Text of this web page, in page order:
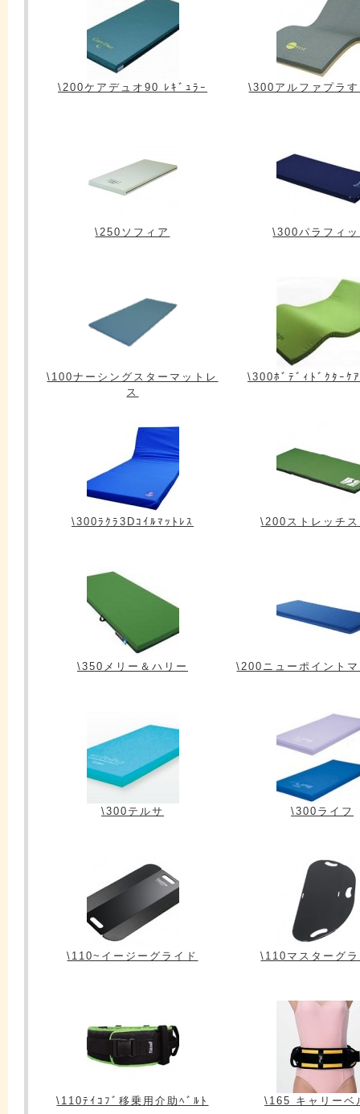
\200ケアデュオ90 ﾚｷﾞｭﾗｰ \300アルファプラ
\250ソフィア \300パラフィ
\100ナーシングスターマットレ
ス
\300ﾎﾞﾃﾞｨﾄﾞｸﾀｰｹ
\300ﾗｸﾗ3Dｺｲﾙﾏｯﾄﾚｽ \200ストレッチ
\350メリー＆ハリー \200ニューポイント
\300テルサ \300ライフ
\110~イージーグライド \110マスターグ
\110ﾃｲｺﾌﾞ移乗用介助ﾍﾞﾙﾄ \165 キャリーベ